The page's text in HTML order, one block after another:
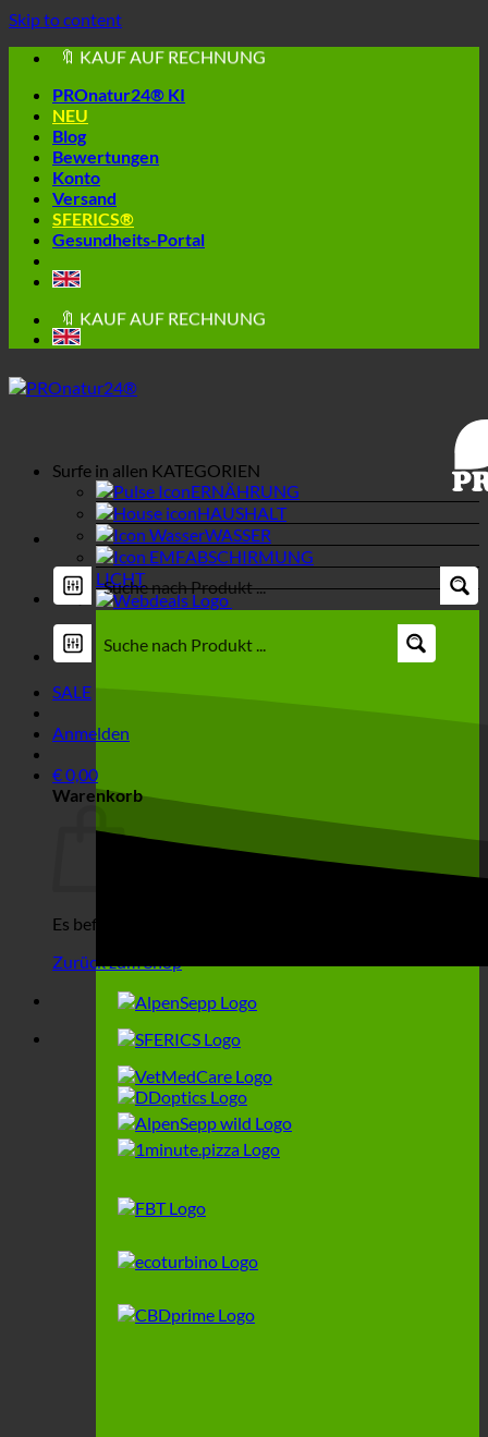
Skip to content
📦 VERSAND AB € 5,50
🔖 KAUF AUF RECHNUNG
PROnatur24® KI
NEU
Blog
Bewertungen
Konto
Versand
SFERICS®
Gesundheits-Portal
🔆 EINFACH. FUNKTIONIERT.
🔆 GESUND. NACHHALTIG.
📦 VERSAND AB € 5,50
🔖 KAUF AUF RECHNUNG
SALE
Anmelden
€0,00
Warenkorb
Es befinden sich keine Produkte im Warenkorb.
Zurück zum Shop
Surfe in allen KATEGORIEN
ERNÄHRUNG
HAUSHALT
WASSER
ABSCHIRMUNG
LICHT